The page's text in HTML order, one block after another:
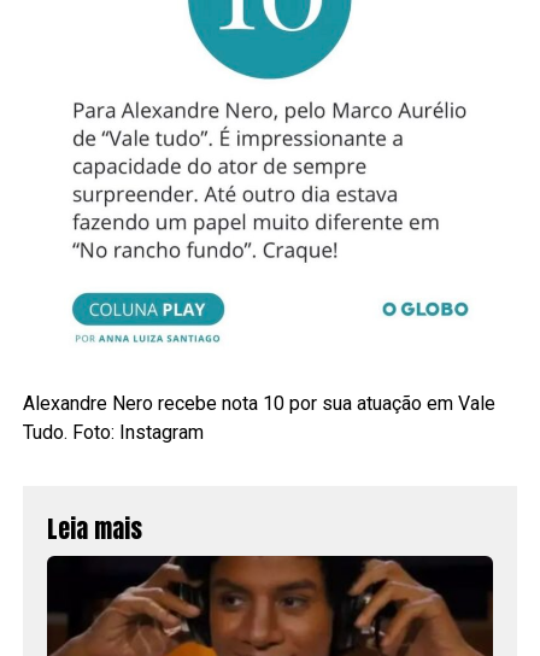
Alexandre Nero recebe nota 10 por sua atuação em Vale
Tudo. Foto: Instagram
Leia mais